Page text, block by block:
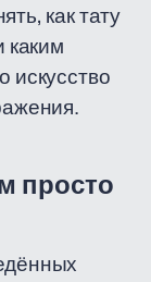
как тату
каким
искусство
просто